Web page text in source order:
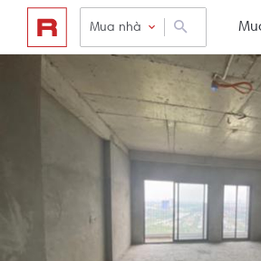
Mua nhà